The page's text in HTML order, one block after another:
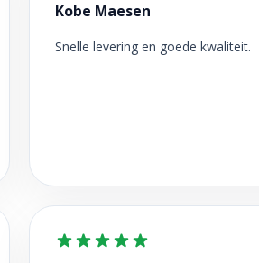
Kobe Maesen
Snelle levering en goede kwaliteit.